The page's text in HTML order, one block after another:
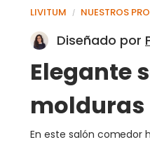
LIVITUM / NUESTROS
Diseñado por
Elegante
molduras
En este salón comedor